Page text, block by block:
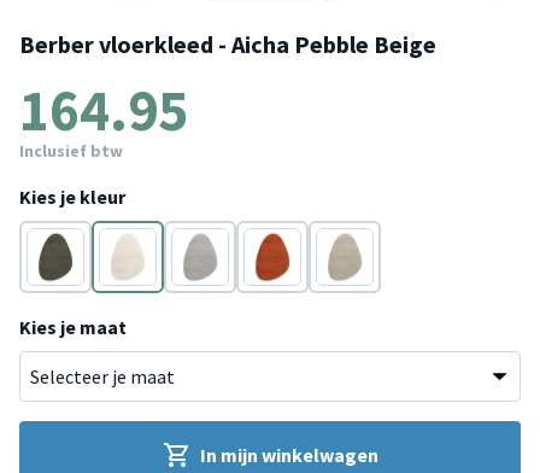
Berber vloerkleed - Aicha Pebble Beige
164.95
Inclusief btw
Kies je kleur
Donkergroen
Beige Grijs TerracottaTaupe
Kies je maat
In mijn winkelwagen